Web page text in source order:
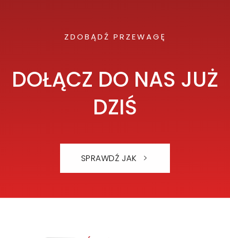
ZDOBĄDŹ PRZEWAGĘ
DOŁĄCZ DO NAS JUŻ
DZIŚ
SPRAWDŹ JAK